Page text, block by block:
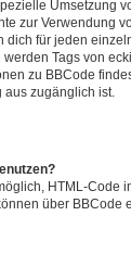
Umsetzung
zur Verwendung
dich für jeden
Tags von
zu BBCode
zugänglich ist.
HTML-Code
über BBCode